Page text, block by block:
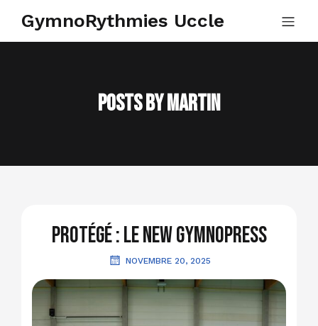
GymnoRythmies Uccle
Posts byMartin
Protégé : Le new GymnoPress
NOVEMBRE 20, 2025